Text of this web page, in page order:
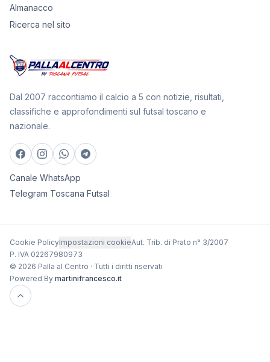
Almanacco
Ricerca nel sito
Dal 2007 raccontiamo il calcio a 5 con notizie, risultati,
classifiche e approfondimenti sul futsal toscano e
nazionale.
Canale WhatsApp
Telegram Toscana Futsal
Cookie PolicyImpostazioni cookieAut. Trib. di Prato n° 3/2007
P. IVA 02267980973
© 2026 Palla al Centro · Tutti i diritti riservati
Powered By martinifrancesco.it